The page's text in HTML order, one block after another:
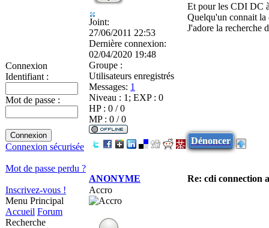
Connexion
Identifiant :
Mot de passe :
Connexion sécurisée
Mot de passe perdu ?
Inscrivez-vous !
Menu Principal
Accueil Forum
Recherche
Joint:
27/06/2011 22:53
Dernière connexion:
02/04/2020 19:48
Groupe :
Utilisateurs enregistrés
Messages: 1
Niveau : 1; EXP : 0
HP : 0 / 0
MP : 0 / 0
Et pour les CDI DC
Quelqu'un connait la
J'adore la recherche
Dénoncer
ANONYME
Re: cdi connection
Accro